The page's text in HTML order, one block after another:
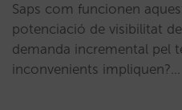
Saps com funcionen
potenciació de visibilitat
demanda incremental pel
inconvenients impliquen?…